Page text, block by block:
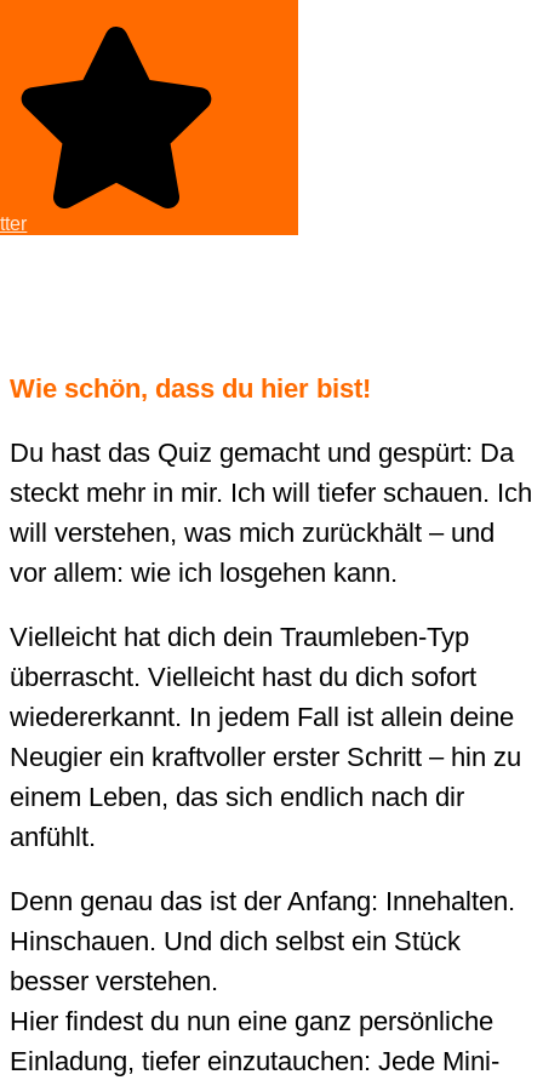
Wie schön, dass du hier bist!
Du hast das Quiz gemacht und gespürt: Da
steckt mehr in mir. Ich will tiefer schauen. Ich
will verstehen, was mich zurückhält – und
vor allem: wie ich losgehen kann.
Vielleicht hat dich dein Traumleben-Typ
überrascht. Vielleicht hast du dich sofort
wiedererkannt. In jedem Fall ist allein deine
Neugier ein kraftvoller erster Schritt – hin zu
einem Leben, das sich endlich nach dir
anfühlt.
Denn genau das ist der Anfang: Innehalten.
Hinschauen. Und dich selbst ein Stück
besser verstehen.
Hier findest du nun eine ganz persönliche
Einladung, tiefer einzutauchen: Jede Mini-